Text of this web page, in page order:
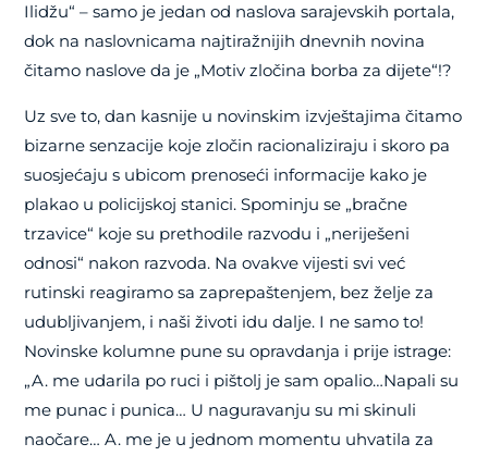
Ilidžu“ – samo je jedan od naslova sarajevskih portala,
dok na naslovnicama najtiražnijih dnevnih novina
čitamo naslove da je „Motiv zločina borba za dijete“!?
Uz sve to, dan kasnije u novinskim izvještajima čitamo
bizarne senzacije koje zločin racionaliziraju i skoro pa
suosjećaju s ubicom prenoseći informacije kako je
plakao u policijskoj stanici. Spominju se „bračne
trzavice“ koje su prethodile razvodu i „neriješeni
odnosi“ nakon razvoda. Na ovakve vijesti svi već
rutinski reagiramo sa zaprepaštenjem, bez želje za
udubljivanjem, i naši životi idu dalje. I ne samo to!
Novinske kolumne pune su opravdanja i prije istrage:
„A. me udarila po ruci i pištolj je sam opalio…Napali su
me punac i punica… U naguravanju su mi skinuli
naočare… A. me je u jednom momentu uhvatila za